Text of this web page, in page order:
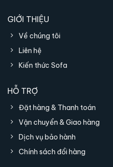
Bàn ăn mặt đá đạt
GIỚI THIỆU
Về chúng tôi
Liên hệ
Kiến thức Sofa
HỖ TRỢ
Đặt hàng & Thanh toán
Vận chuyển & Giao hàng
Dịch vụ bảo hành
Chính sách đổi hàng